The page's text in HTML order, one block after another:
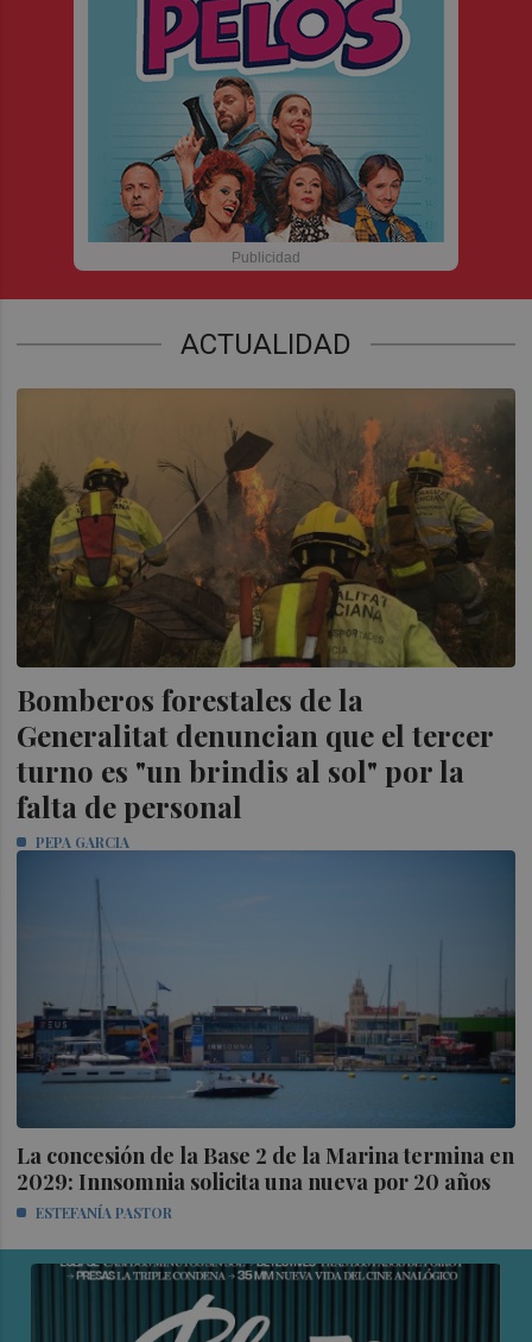
ACTUALIDAD
Bomberos forestales de la
Generalitat denuncian que el tercer
turno es "un brindis al sol" por la
falta de personal
PEPA GARCIA
La concesión de la Base 2 de la Marina termina en
2029: Innsomnia solicita una nueva por 20 años
ESTEFANÍA PASTOR